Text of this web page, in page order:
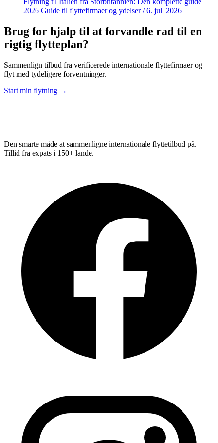
Flytning til Italien fra Storbritannien: Den komplette guide
2026 Guide til flyttefirmaer og ydelser /6. jul. 2026
Brug for hjalp til at forvandle rad til en
rigtig flytteplan?
Sammenlign tilbud fra verificerede internationale flyttefirmaer og
flyt med tydeligere forventninger.
Start min flytning →
Den smarte måde at sammenligne internationale flyttetilbud på.
Tillid fra expats i 150+ lande.